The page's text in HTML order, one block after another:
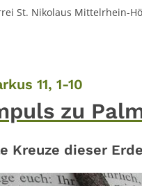
St. Nikolaus Mittelrhein-
11, 1-10
zu
Kreuze dieser